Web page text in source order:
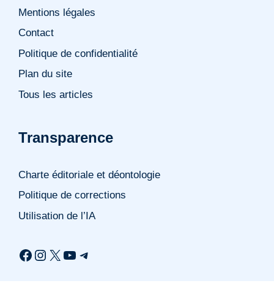
Mentions légales
Contact
Politique de confidentialité
Plan du site
Tous les articles
Transparence
Charte éditoriale et déontologie
Politique de corrections
Utilisation de l’IA
Facebook
Instagram
X YouTube
Telegram